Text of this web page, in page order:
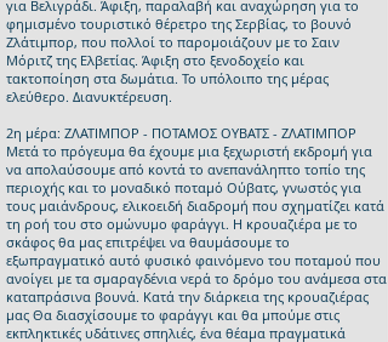
για Βελιγράδι. Άφιξη, παραλαβή και αναχώρηση για το
φημισμένο τουριστικό θέρετρο της Σερβίας, το βουνό
Ζλάτιμπορ, που πολλοί το παρομοιάζουν με το Σαιν
Μόριτζ της Ελβετίας. Άφιξη στο ξενοδοχείο και
τακτοποίηση στα δωμάτια. Το υπόλοιπο της μέρας
ελεύθερο. Διανυκτέρευση.
2η μέρα: ΖΛΑΤΙΜΠΟΡ - ΠΟΤΑΜΟΣ ΟΥΒΑΤΣ - ΖΛΑΤΙΜΠΟΡ
Μετά το πρόγευμα θα έχουμε μια ξεχωριστή εκδρομή για
να απολαύσουμε από κοντά το ανεπανάληπτο τοπίο της
περιοχής και το μοναδικό ποταμό Ούβατς, γνωστός για
τους μαιάνδρους, ελικοειδή διαδρομή που σχηματίζει κατά
τη ροή του στο ομώνυμο φαράγγι. Η κρουαζιέρα με το
σκάφος θα μας επιτρέψει να θαυμάσουμε το
εξωπραγματικό αυτό φυσικό φαινόμενο του ποταμού που
ανοίγει με τα σμαραγδένια νερά το δρόμο του ανάμεσα στα
καταπράσινα βουνά. Κατά την διάρκεια της κρουαζιέρας
μας Θα διασχίσουμε το φαράγγι και θα μπούμε στις
εκπληκτικές υδάτινες σπηλιές, ένα θέαμα πραγματικά